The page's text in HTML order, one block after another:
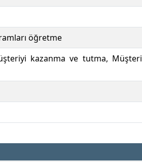
öğretme
kazanma ve tutma, Müşteri